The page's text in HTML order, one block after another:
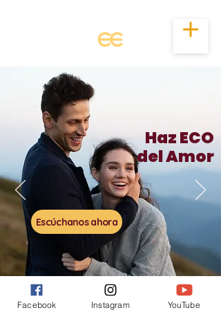
Haz ECO
del Amor
Escúchanos ahora
Facebook Instagram YouTube